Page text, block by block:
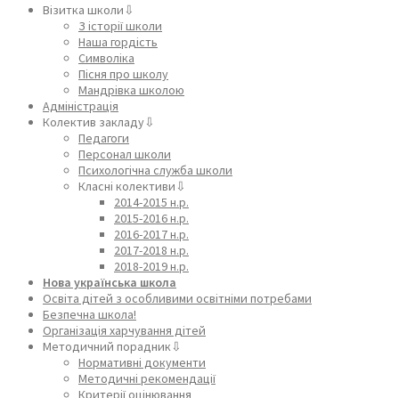
Візитка школи⇩
З історії школи
Наша гордість
Символіка
Пісня про школу
Мандрівка школою
Адміністрація
Колектив закладу⇩
Педагоги
Персонал школи
Психологічна служба школи
Класні колективи⇩
2014-2015 н.р.
2015-2016 н.р.
2016-2017 н.р.
2017-2018 н.р.
2018-2019 н.р.
Нова українська школа
Освіта дітей з особливими освітніми потребами
Безпечна школа!
Організація харчування дітей
Методичний порадник⇩
Нормативні документи
Методичні рекомендації
Критерії оцінювання